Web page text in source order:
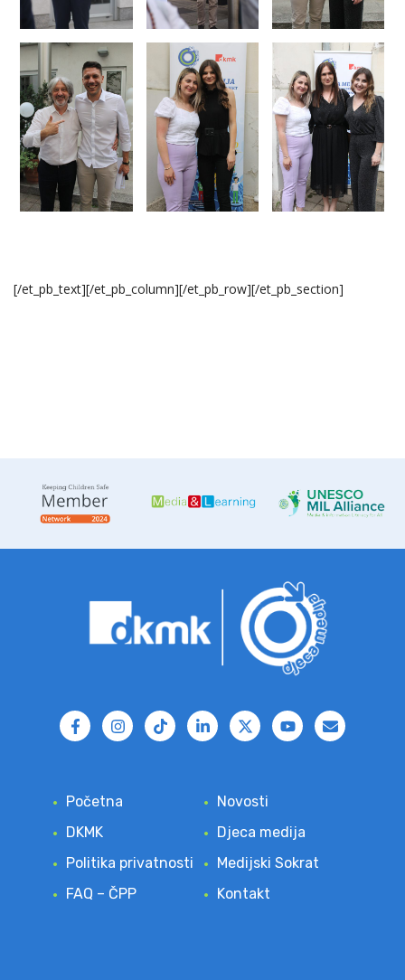
[/et_pb_text][/et_pb_column][/et_pb_row][/et_pb_section]
Početna
Novosti
DKMK
Djeca medija
Politika privatnosti
Medijski Sokrat
FAQ – ČPP
Kontakt